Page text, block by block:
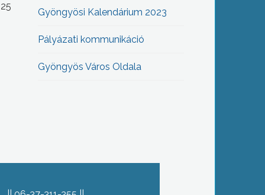
Gyöngyösi Kalendárium 2023
Pályázati kommunikáció
Gyöngyös Város Oldala